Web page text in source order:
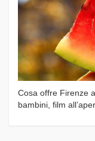
Cosa offre Firenze
bambini, film